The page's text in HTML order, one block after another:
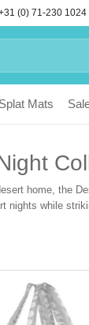
(0) 71-230 1024
Splat Mats
home, the
nights while